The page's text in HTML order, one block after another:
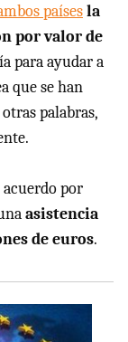
paísesla
por valor de
para ayudar a
que se han
palabras,
por
asistencia
de euros.